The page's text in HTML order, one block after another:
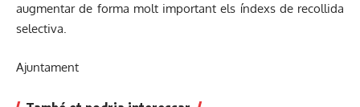
augmentar de forma molt important els índexs de recollida
selectiva.
Ajuntament